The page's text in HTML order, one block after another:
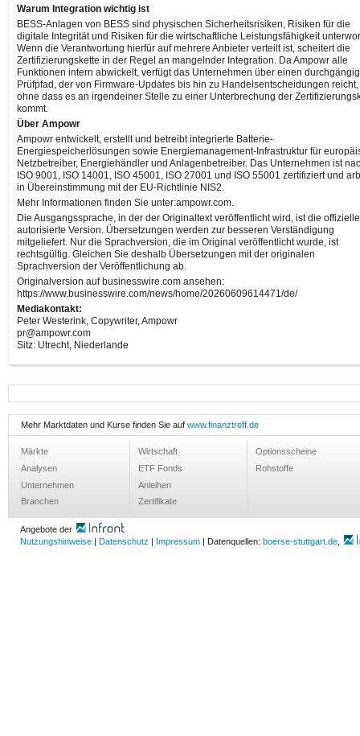
Warum Integration wichtig ist
BESS-Anlagen von BESS sind physischen Sicherheitsrisiken, Risiken für die
digitale Integrität und Risiken für die wirtschaftliche Leistungsfähigkeit
Wenn die Verantwortung hierfür auf mehrere Anbieter verteilt ist, scheitert die
Zertifizierungskette in der Regel an mangelnder Integration. Da Ampowr alle
Funktionen intern abwickelt, verfügt das Unternehmen über einen
Prüfpfad, der von Firmware-Updates bis hin zu Handelsentscheidungen reicht,
ohne dass es an irgendeiner Stelle zu einer Unterbrechung der
kommt.
Über Ampowr
Ampowr entwickelt, erstellt und betreibt integrierte Batterie-
Energiespeicherlösungen sowie Energiemanagement-Infrastruktur für
Netzbetreiber, Energiehändler und Anlagenbetreiber. Das Unternehmen ist
ISO 9001, ISO 14001, ISO 45001, ISO 27001 und ISO 55001 zertifiziert und
in Übereinstimmung mit der EU-Richtlinie NIS2.
Mehr Informationen finden Sie unter:ampowr.com.
Die Ausgangssprache, in der der Originaltext veröffentlicht wird, ist die
autorisierte Version. Übersetzungen werden zur besseren Verständigung
mitgeliefert. Nur die Sprachversion, die im Original veröffentlicht wurde, ist
rechtsgültig. Gleichen Sie deshalb Übersetzungen mit der originalen
Sprachversion der Veröffentlichung ab.
Originalversion auf businesswire.com ansehen:
https://www.businesswire.com/news/home/20260609614471/de/
Mediakontakt:
Peter Westerink, Copywriter, Ampowr
pr@ampowr.com
Sitz: Utrecht, Niederlande
Mehr Marktdaten und Kurse finden Sie auf www.finanztreff.de
Märkte
Analysen
Unternehmen
Branchen
Wirtschaft
ETF Fonds
Anleihen
Zertifikate
Optionsscheine
Rohstoffe
Angebote der
Nutzungshinweise | Datenschutz | Impressum | Datenquellen: boerse-stuttgart.de